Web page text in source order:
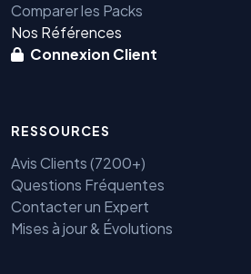
Comparer les Packs
Nos Références
Connexion Client
RESSOURCES
Avis Clients (7200+)
Questions Fréquentes
Contacter un Expert
Mises à jour & Évolutions